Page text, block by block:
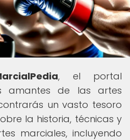
, el portal
amantes de las artes
un vasto tesoro
la historia, técnicas y
marciales, incluyendo